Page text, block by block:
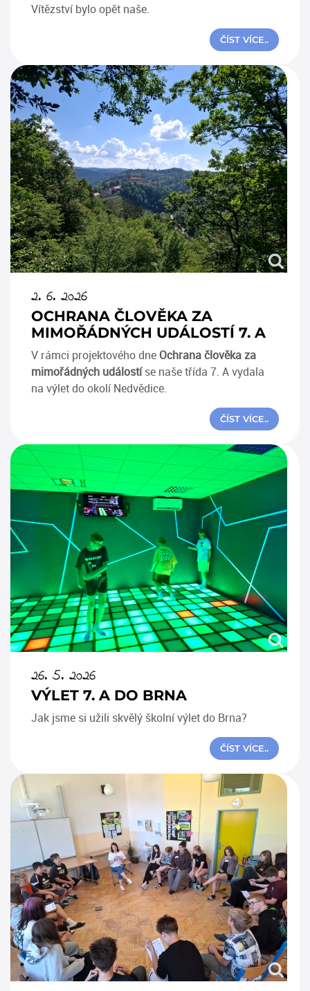
Vítězství bylo opět naše.
ČÍST VÍCE..
2. 6. 2026
OCHRANA ČLOVĚKA ZA
MIMOŘÁDNÝCH UDÁLOSTÍ 7. A
V rámci projektového dne Ochrana člověka za
mimořádných událostíse naše třída 7. A vydala
na výlet do okolí Nedvědice.
ČÍST VÍCE..
26. 5. 2026
VÝLET 7. A DO BRNA
Jak jsme si užili skvělý školní výlet do Brna?
ČÍST VÍCE..